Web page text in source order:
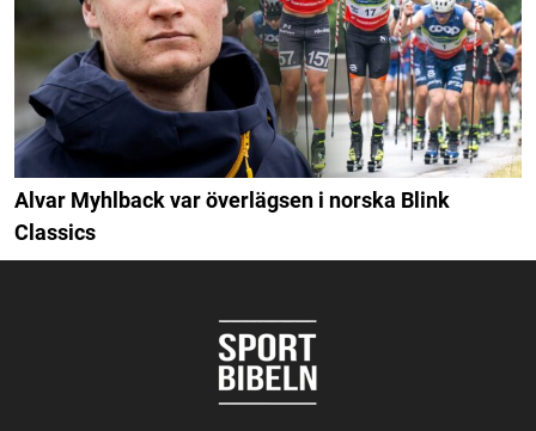
Alvar Myhlback var överlägsen i norska Blink
Classics